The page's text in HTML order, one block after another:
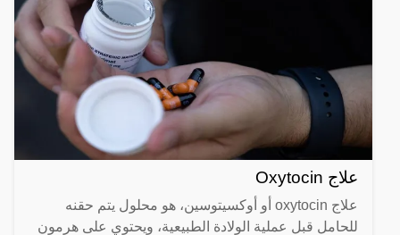
علاج Oxytocin
علاج oxytocin أو أوكسيتوسين، هو محلول يتم حقنه
للحامل قبل عملية الولادة الطبيعية، ويحتوي على هرمون